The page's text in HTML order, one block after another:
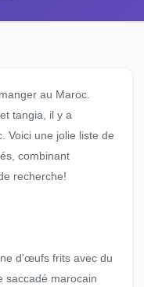
au Maroc.
tangia, il y a
Voici une jolie liste de
combinant
recherche!
d'œufs frits avec du
saccadé marocain